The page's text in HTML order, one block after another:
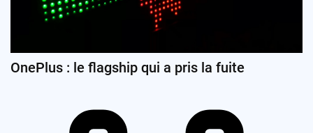
OnePlus : le flagship qui a pris la fuite